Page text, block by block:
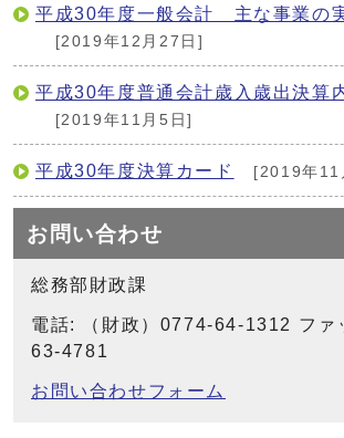
平成30年度一般会計 主な事業の
[2019年12月27日]
平成30年度普通会計歳入歳出決算
[2019年11月5日]
平成30年度決算カード [2019年11
お問い合わせ
総務部財政課
電話: （財政）0774-64-1312 ファ
63-4781
お問い合わせフォーム